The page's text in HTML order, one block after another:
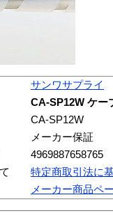
サンワサプライ
CA-SP12W ケー
CA-SP12W
メーカー保証
4969887658765
特定商取引法に
メーカー商品ペ